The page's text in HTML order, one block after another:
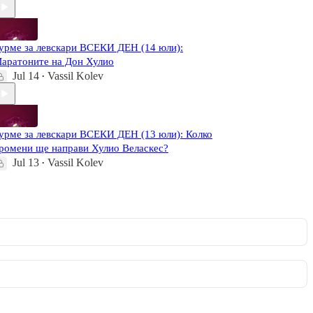
за левскари ВСЕКИ ДЕН (14 юли):
на Дон Хулио
Jul 14 • Vassil Kolev
за левскари ВСЕКИ ДЕН (13 юли): Колко
ще направи Хулио Веласкес?
Jul 13 • Vassil Kolev